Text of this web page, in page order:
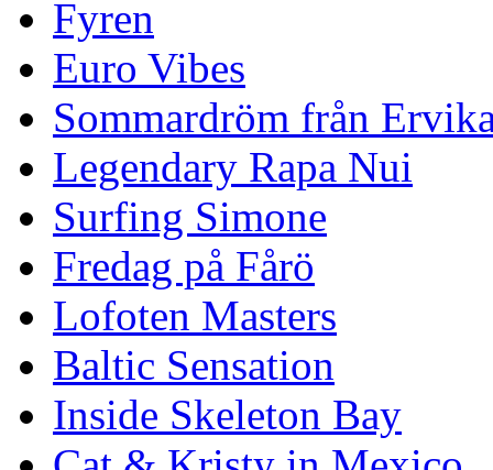
Fyren
Euro Vibes
Sommardröm från
Legendary Rapa Nui
Surfing Simone
Fredag på Fårö
Lofoten Masters
Baltic Sensation
Inside Skeleton Bay